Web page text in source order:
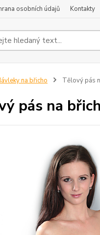
osobních údajů Kontakty
na břicho Tělový pás
pás na